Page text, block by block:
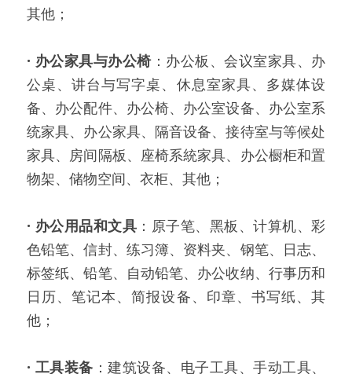
其他；
· 办公家具与办公椅：办公板、会议室家具、办
公桌、讲台与写字桌、休息室家具、多媒体设
备、办公配件、办公椅、办公室设备、办公室系
统家具、办公家具、隔音设备、接待室与等候处
家具、房间隔板、座椅系統家具、办公橱柜和置
物架、储物空间、衣柜、其他；
· 办公用品和文具 ：原子笔、黑板、计算机、彩
色铅笔、信封、练习簿、资料夹、钢笔、日志、
标签纸、铅笔、自动铅笔、办公收纳、行事历和
日历、笔记本、简报设备、印章、书写纸、其
他；
· 工具装备 ：建筑设备、电子工具、手动工具、